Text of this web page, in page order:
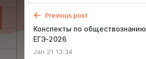
Previous post
Конспекты по обществознанию
ЕГЭ-2026
Jan 21 13:34